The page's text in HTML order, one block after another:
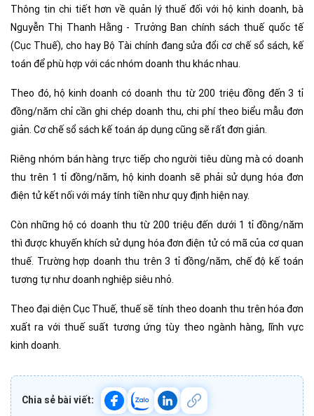
Thông tin chi tiết hơn về quản lý thuế đối với hộ kinh doanh, bà
Nguyễn Thị Thanh Hằng - Trưởng Ban chính sách thuế quốc tế
(Cục Thuế), cho hay Bộ Tài chính đang sửa đổi cơ chế sổ sách, kế
toán để phù hợp với các nhóm doanh thu khác nhau.
Theo đó, hộ kinh doanh có doanh thu từ 200 triệu đồng đến 3 tỉ
đồng/năm chỉ cần ghi chép doanh thu, chi phí theo biểu mẫu đơn
giản. Cơ chế sổ sách kế toán áp dụng cũng sẽ rất đơn giản.
Riêng nhóm bán hàng trực tiếp cho người tiêu dùng mà có doanh
thu trên 1 tỉ đồng/năm, hộ kinh doanh sẽ phải sử dụng hóa đơn
điện tử kết nối với máy tính tiền như quy định hiện nay.
Còn những hộ có doanh thu từ 200 triệu đến dưới 1 tỉ đồng/năm
thì được khuyến khích sử dụng hóa đơn điện tử có mã của cơ quan
thuế. Trường hợp doanh thu trên 3 tỉ đồng/năm, chế độ kế toán
tương tự như doanh nghiệp siêu nhỏ.
Theo đại diện Cục Thuế, thuế sẽ tính theo doanh thu trên hóa đơn
xuất ra với thuế suất tương ứng tùy theo ngành hàng, lĩnh vực
kinh doanh.
Chia sẻ bài viết: